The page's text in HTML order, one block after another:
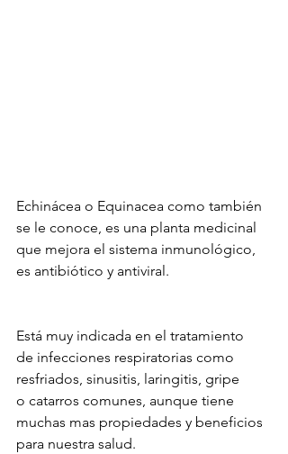
Echinácea o Equinacea como también
se le conoce, es una planta medicinal
que mejora el sistema inmunológico,
es antibiótico y antiviral.
Está muy indicada en el tratamiento
de infecciones respiratorias como
resfriados, sinusitis, laringitis, gripe
o catarros comunes, aunque tiene
muchas mas propiedades y beneficios
para nuestra salud.